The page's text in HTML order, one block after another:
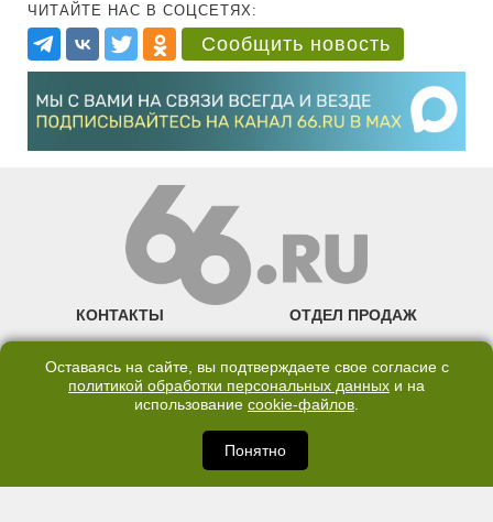
ЧИТАЙТЕ НАС В СОЦСЕТЯХ:
Сообщить новость
КОНТАКТЫ ОТДЕЛ ПРОДАЖ
ПОЛИТИКА ОБРАБОТКИ ПЕРСОНАЛЬНЫХ ДАННЫХ
©2007—2025 66.RU. Воспроизведение, сообщение, доведение до всеобщего
сведения размещенных на сайте 66.RU материалов и их элементов без согласия
Оставаясь на сайте, вы подтверждаете свое согласие с
политикой обработки персональных данных и на
использование cookie-файлов.
Понятно